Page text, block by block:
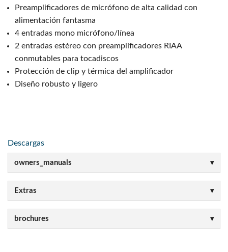
Preamplificadores de micrófono de alta calidad con
alimentación fantasma
4 entradas mono micrófono/línea
2 entradas estéreo con preamplificadores RIAA
conmutables para tocadiscos
Protección de clip y térmica del amplificador
Diseño robusto y ligero
Descargas
owners_manuals
Extras
brochures